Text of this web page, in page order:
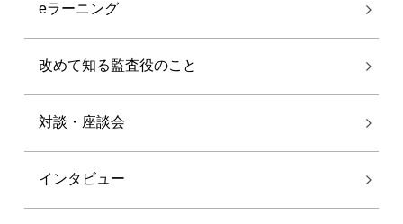
eラーニング
改めて知る監査役のこと
対談・座談会
インタビュー